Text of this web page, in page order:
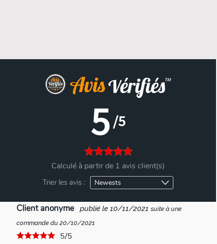
5/5
Calculé à partir de 1 avis client(s)
Trier les avis :
Client anonyme publié le 10/11/2021 suite à une
commande du 20/10/2021
5/5